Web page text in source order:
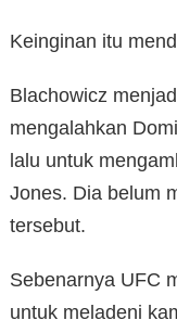
Keinginan itu
Blachowicz
mengalahkan
lalu untuk
Jones. Dia belum
tersebut.
Sebenarnya UFC
untuk meladeni